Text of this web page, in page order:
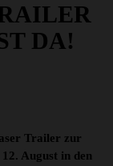
DA!
Trailer zur
August in den